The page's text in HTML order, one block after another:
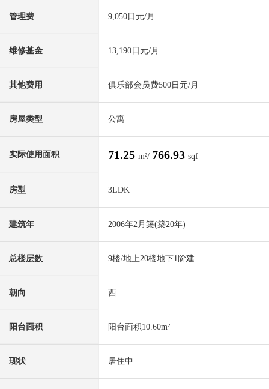
管理费 9,050日元/月
维修基金 13,190日元/月
其他费用 俱乐部会员费500日元/月
房屋类型 公寓
实际使用面积 71.25 m²/ 766.93 sqf
房型 3LDK
建筑年 2006年2月築(築20年)
总楼层数 9楼/地上20楼地下1阶建
朝向 西
阳台面积 阳台面积10.60m²
现状 居住中